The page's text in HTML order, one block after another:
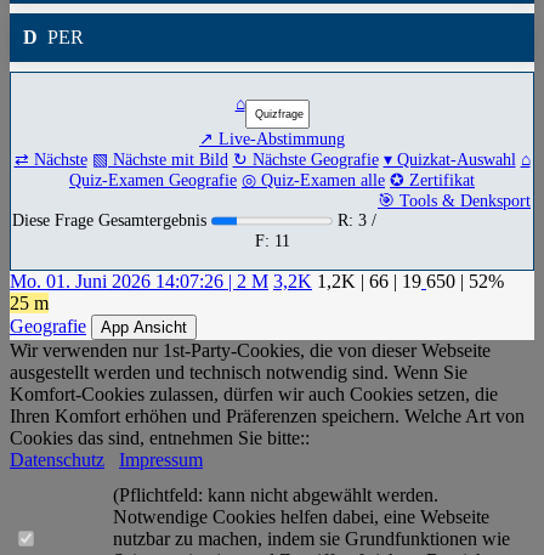
D PER
⌂
↗ Live-Abstimmung
⇄ Nächste ▧ Nächste mit Bild ↻ Nächste Geografie ▾ Quizkat-Auswahl ⌂
Quiz-Examen Geografie ◎ Quiz-Examen alle ✪ Zertifikat
🎯 Tools & Denksport
Diese Frage Gesamtergebnis
R: 3 /
F: 11
Mo. 01. Juni 2026 14:07:26 | 2 M 3,2K 1,2K | 66 | 19 650 | 52%
25 m
Geografie
App Ansicht
Wir verwenden nur 1st-Party-Cookies, die von dieser Webseite
ausgestellt werden und technisch notwendig sind. Wenn Sie
Komfort-Cookies zulassen, dürfen wir auch Cookies setzen, die
Ihren Komfort erhöhen und Präferenzen speichern. Welche Art von
Cookies das sind, entnehmen Sie bitte::
Datenschutz
Impressum
(Pflichtfeld: kann nicht abgewählt werden.
Notwendige Cookies helfen dabei, eine Webseite
nutzbar zu machen, indem sie Grundfunktionen wie